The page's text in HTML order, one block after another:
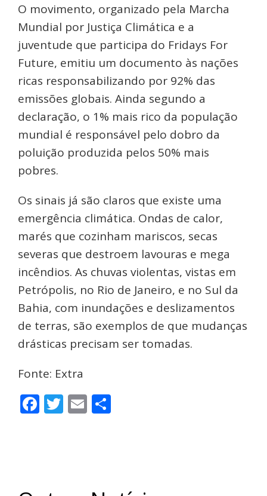
O movimento, organizado pela Marcha
Mundial por Justiça Climática e a
juventude que participa do Fridays For
Future, emitiu um documento às nações
ricas responsabilizando por 92% das
emissões globais. Ainda segundo a
declaração, o 1% mais rico da população
mundial é responsável pelo dobro da
poluição produzida pelos 50% mais
pobres.
Os sinais já são claros que existe uma
emergência climática. Ondas de calor,
marés que cozinham mariscos, secas
severas que destroem lavouras e mega
incêndios. As chuvas violentas, vistas em
Petrópolis, no Rio de Janeiro, e no Sul da
Bahia, com inundações e deslizamentos
de terras, são exemplos de que mudanças
drásticas precisam ser tomadas.
Fonte: Extra
Facebook
Twitter
Email